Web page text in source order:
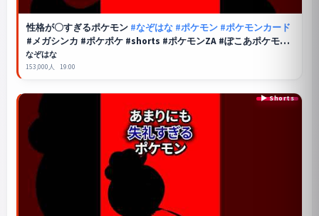
性格が〇すぎるポケモン #なぞはな #ポケモン #ポケモンカード
#メガシンカ #ポケポケ #shorts #ポケモンZA #ぽこあポケモン
#アニポケ #ポケカ #ポケポケ #ペルシアン
なぞはな
153,000人 19:00